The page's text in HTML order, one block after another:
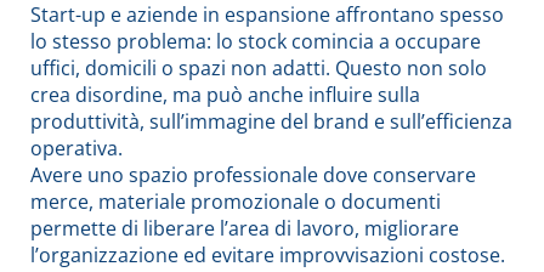
Start-up e aziende in espansione affrontano spesso
lo stesso problema: lo stock comincia a occupare
uffici, domicili o spazi non adatti. Questo non solo
crea disordine, ma può anche influire sulla
produttività, sull’immagine del brand e sull’efficienza
operativa.
Avere uno spazio professionale dove conservare
merce, materiale promozionale o documenti
permette di liberare l’area di lavoro, migliorare
l’organizzazione ed evitare improvvisazioni costose.